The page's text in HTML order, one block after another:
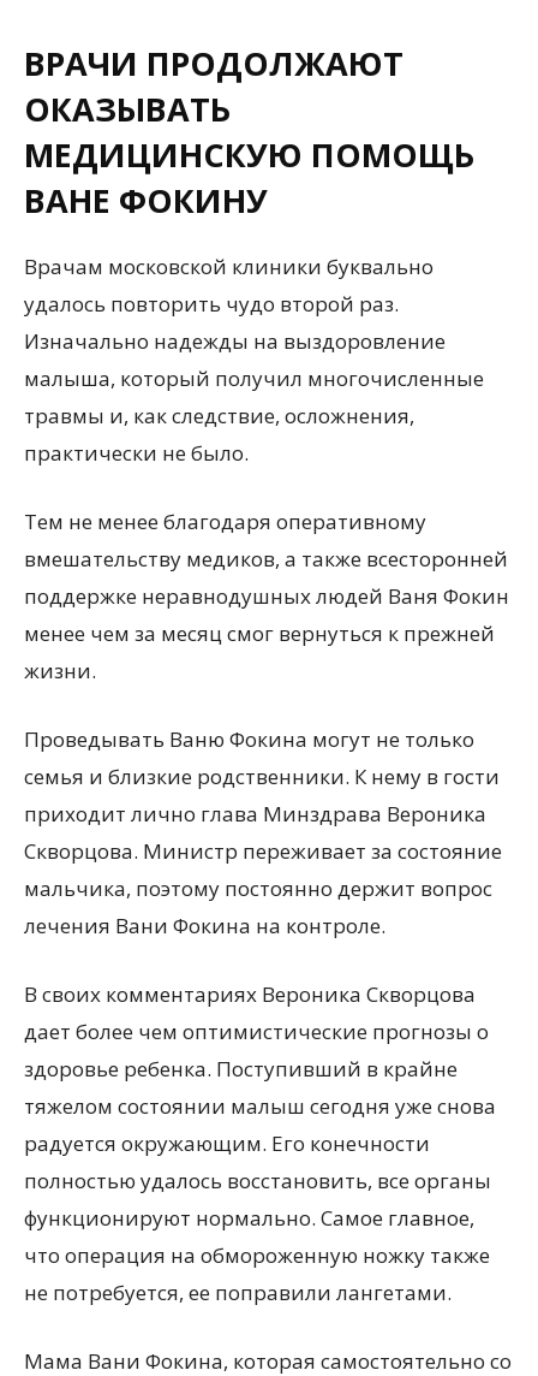
ВРАЧИ ПРОДОЛЖАЮТ
ОКАЗЫВАТЬ
МЕДИЦИНСКУЮ ПОМОЩЬ
ВАНЕ ФОКИНУ
Врачам московской клиники буквально
удалось повторить чудо второй раз.
Изначально надежды на выздоровление
малыша, который получил многочисленные
травмы и, как следствие, осложнения,
практически не было.
Тем не менее благодаря оперативному
вмешательству медиков, а также всесторонней
поддержке неравнодушных людей Ваня Фокин
менее чем за месяц смог вернуться к прежней
жизни.
Проведывать Ваню Фокина могут не только
семья и близкие родственники. К нему в гости
приходит лично глава Минздрава Вероника
Скворцова. Министр переживает за состояние
мальчика, поэтому постоянно держит вопрос
лечения Вани Фокина на контроле.
В своих комментариях Вероника Скворцова
дает более чем оптимистические прогнозы о
здоровье ребенка. Поступивший в крайне
тяжелом состоянии малыш сегодня уже снова
радуется окружающим. Его конечности
полностью удалось восстановить, все органы
функционируют нормально. Самое главное,
что операция на обмороженную ножку также
не потребуется, ее поправили лангетами.
Мама Вани Фокина, которая самостоятельно со